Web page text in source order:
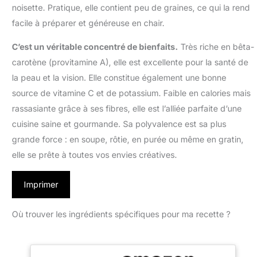
noisette. Pratique, elle contient peu de graines, ce qui la rend
facile à préparer et généreuse en chair.
C’est un véritable concentré de bienfaits. Très riche en bêta-
carotène (provitamine A), elle est excellente pour la santé de
la peau et la vision. Elle constitue également une bonne
source de vitamine C et de potassium. Faible en calories mais
rassasiante grâce à ses fibres, elle est l’alliée parfaite d’une
cuisine saine et gourmande. Sa polyvalence est sa plus
grande force : en soupe, rôtie, en purée ou même en gratin,
elle se prête à toutes vos envies créatives.
Imprimer
Où trouver les ingrédients spécifiques pour ma recette ?